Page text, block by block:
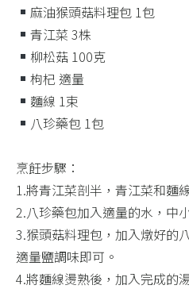
麻油猴頭菇料理包 1包​
青江菜 3株​
柳松菇 100克​
枸杞 適量​
麵線 1束​
八珍藥包 1包​
烹飪步驟：​
1.將青江菜剖半，青江菜和麵
2.八珍藥包加入適量的水，中
3.猴頭菇料理包，加入燉好的
適量鹽調味即可。​
4.將麵線燙熟後，加入完成的